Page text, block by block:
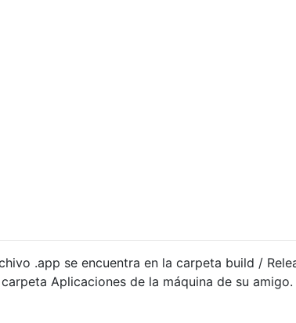
.app se encuentra en la carpeta build /
Aplicaciones de la máquina de su amigo.